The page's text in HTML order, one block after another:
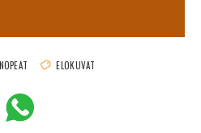
NOPEAT ELOKUVAT